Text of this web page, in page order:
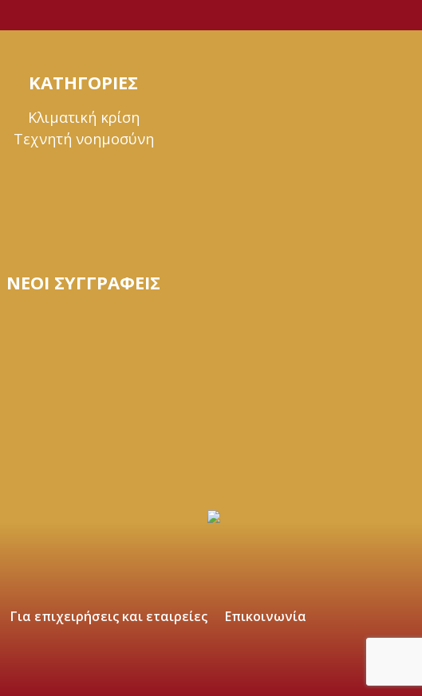
ΚΑΤΗΓΟΡΙΕΣ
Κλιματική κρίση
Τεχνητή νοημοσύνη
ΝΕΟΙ ΣΥΓΓΡΑΦΕΙΣ
Για επιχειρήσεις και εταιρείες Επικοινωνία